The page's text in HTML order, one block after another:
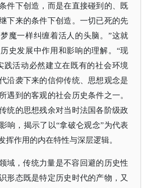
件下创造，而是在直接碰到的、既
下来的条件下创造。一切已死的先
魔一样纠缠着活人的头脑。”这就
史发展中作用和影响的理解。“现
践活动必然建立在既有的社会环境
沿袭下来的信仰传统、思想观念是
遇到的客观的社会历史条件之一。
统的思想残余对当时法国各阶级政
响，揭示了以“拿破仑观念”为代表
挥作用的内在特性与深层逻辑。
域，传统力量是不容回避的历史性
形态既是特定历史时代的产物，又